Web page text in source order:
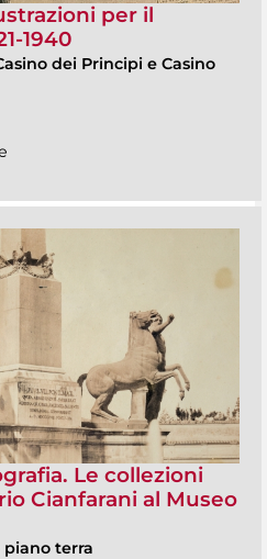
per il
1940
dei Principi e Casino
Le collezioni
Cianfarani al Museo
piano terra